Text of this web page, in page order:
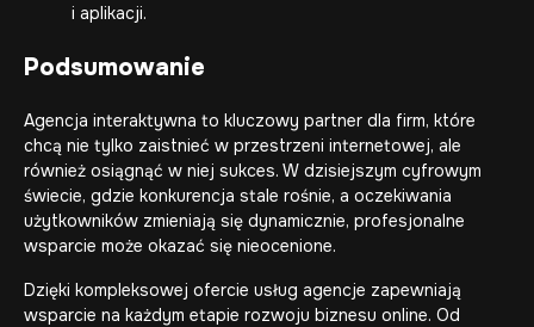
i aplikacji.
Podsumowanie
Agencja interaktywna to kluczowy partner dla firm, które
chcą nie tylko zaistnieć w przestrzeni internetowej, ale
również osiągnąć w niej sukces. W dzisiejszym cyfrowym
świecie, gdzie konkurencja stale rośnie, a oczekiwania
użytkowników zmieniają się dynamicznie, profesjonalne
wsparcie może okazać się nieocenione.
Dzięki kompleksowej ofercie usług agencje zapewniają
wsparcie na każdym etapie rozwoju biznesu online. Od